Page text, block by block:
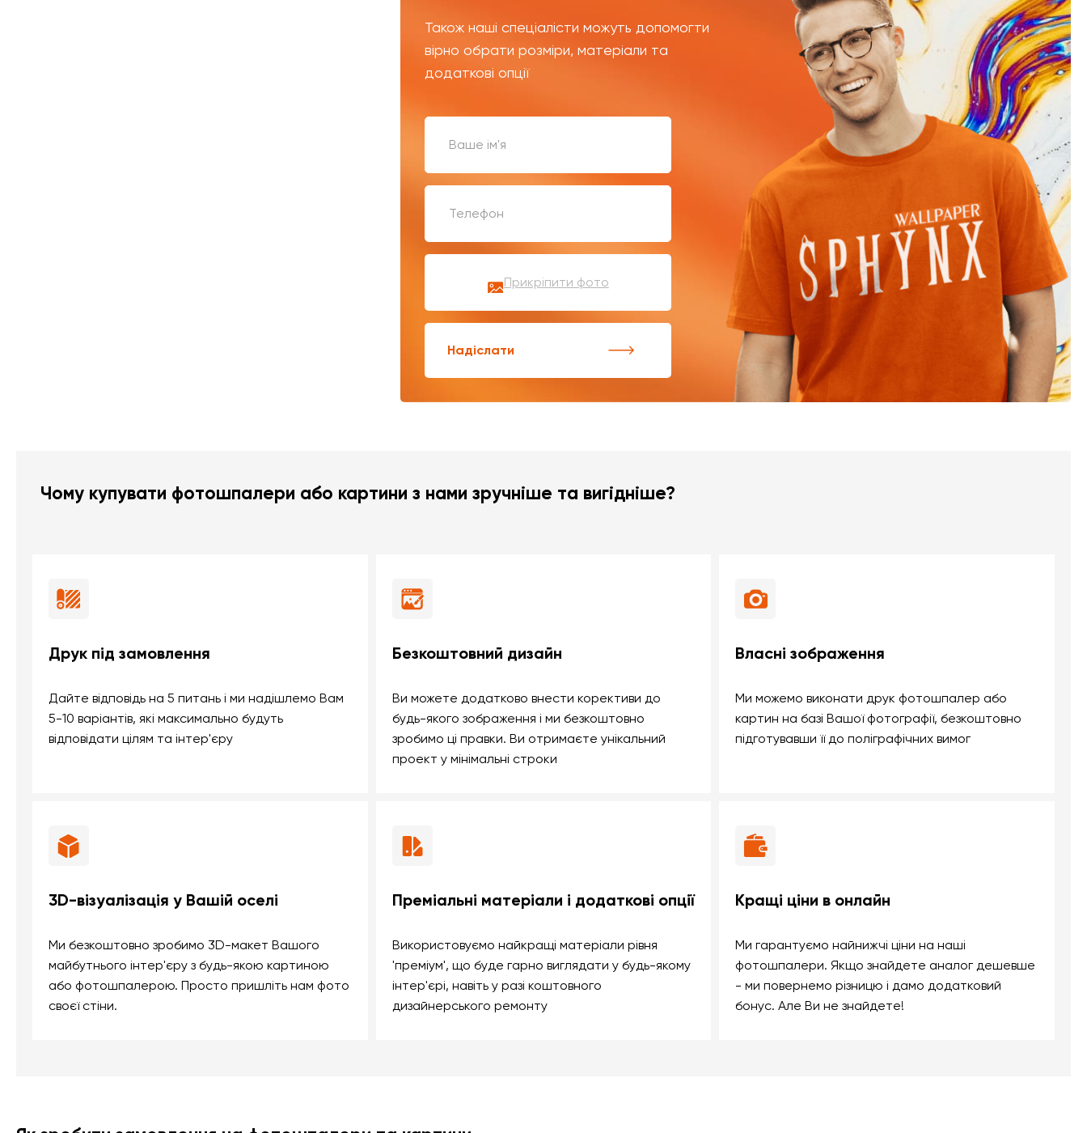
Також наші спеціалісти можуть допомогти
вірно обрати розміри, матеріали та
додаткові опції
Прикріпити фото
Надіслати
Чому купувати фотошпалери або картини з нами зручніше та вигідніше?
Друк під замовлення
Дайте відповідь на 5 питань і ми надішлемо Вам
5-10 варіантів, які максимально будуть
відповідати цілям та інтер'єру
Безкоштовний дизайн
Ви можете додатково внести корективи до
будь-якого зображення і ми безкоштовно
зробимо ці правки. Ви отримаєте унікальний
проект у мінімальні строки
Власні зображення
Ми можемо виконати друк фотошпалер або
картин на базі Вашої фотографії, безкоштовно
підготувавши її до поліграфічних вимог
3D-візуалізація у Вашій оселі
Ми безкоштовно зробимо 3D-макет Вашого
майбутнього інтер'єру з будь-якою картиною
або фотошпалерою. Просто пришліть нам фото
своєї стіни.
Преміальні матеріали і додаткові опції
Використовуємо найкращі матеріали рівня
'преміум', що буде гарно виглядати у будь-якому
інтер'єрі, навіть у разі коштовного
дизайнерського ремонту
Кращі ціни в онлайн
Ми гарантуємо найнижчі ціни на наші
фотошпалери. Якщо знайдете аналог дешевше
- ми повернемо різницю і дамо додатковий
бонус. Але Ви не знайдете!